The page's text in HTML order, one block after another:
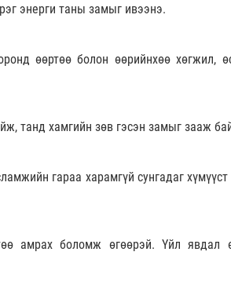
энерги таны замыг ивээнэ.
өөртөө болон өөрийнхөө хөгжил,
танд хамгийн зөв гэсэн замыг зааж
гараа харамгүй сунгадаг хүмүүст
амрах боломж өгөөрэй. Үйл явдал